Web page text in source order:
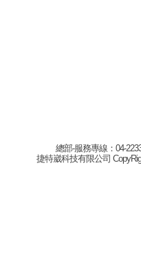
總部-服務專線：04-
捷特崴科技有限公司